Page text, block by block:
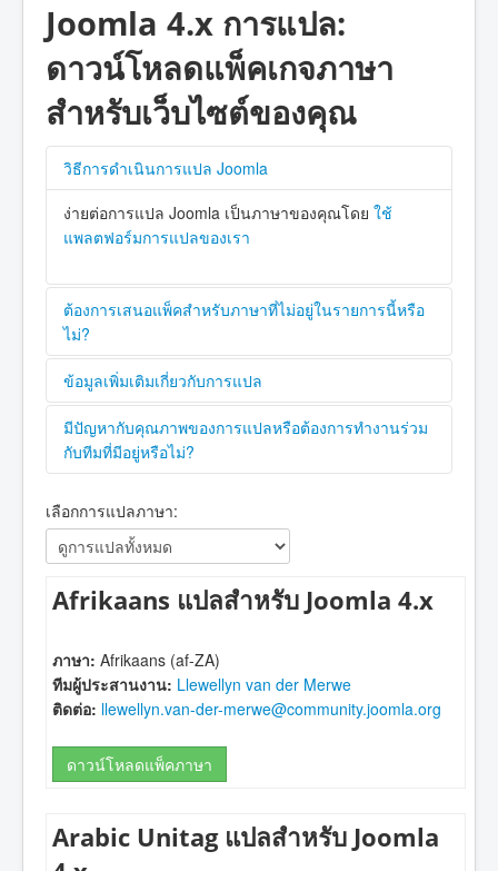
Joomla 4.x การแปล:
ดาวน์โหลดแพ็คเกจภาษา
สำหรับเว็บไซต์ของคุณ
วิธีการดำเนินการแปล Joomla
ง่ายต่อการแปล Joomla เป็นภาษาของคุณโดย ใช้
แพลตฟอร์มการแปลของเรา
ต้องการเสนอแพ็คสำหรับภาษาที่ไม่อยู่ในรายการนี้หรือ
ไม่?
โปรดติดต่อทีมภาษา Joomla! CMS (Core)
โดยสร้างคำขอบนGitHub repository,
หรือติดต่อผู้จัดการคนใดคนหนึ่งผ่านทางCrowdin CMS
Project
ข้อมูลเพิ่มเติมเกี่ยวกับการแปล
มีแหล่งข้อมูลที่มีค่ามากมายสำหรับการเพิ่มภาษาของ
คุณใน Joomla และเรียนรู้เพิ่มเติมเกี่ยวกับ
Joomla! CMS (Core)คุณสามารถถามคำถาม และ
และมีทรัพยากรมากมายใน
มีปัญหากับคุณภาพของการแปลหรือต้องการทำงานร่วม
กับทีมที่มีอยู่หรือไม่?
ล่าง
เลือกการแปลภาษา:
Afrikaans แปลสำหรับ Joomla 4.x
ภาษา: Afrikaans (af-ZA)
ทีมผู้ประสานงาน: Llewellyn van der Merwe
ติดต่อ: llewellyn.van-der-merwe@community.joomla.org
ดาวน์โหลดแพ็คภาษา
Arabic Unitag แปลสำหรับ Joomla